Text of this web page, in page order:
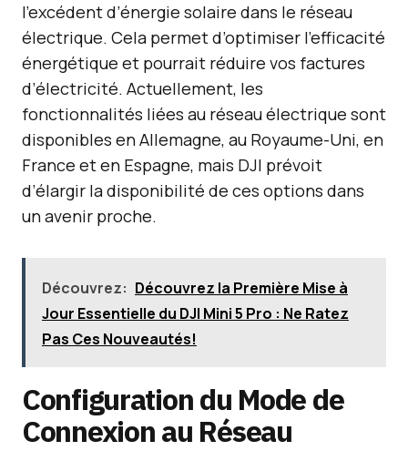
l’excédent d’énergie solaire dans le réseau
électrique. Cela permet d’optimiser l’efficacité
énergétique et pourrait réduire vos factures
d’électricité. Actuellement, les
fonctionnalités liées au réseau électrique sont
disponibles en Allemagne, au Royaume-Uni, en
France et en Espagne, mais DJI prévoit
d’élargir la disponibilité de ces options dans
un avenir proche.
Découvrez: Découvrez la Première Mise à
Jour Essentielle du DJI Mini 5 Pro : Ne Ratez
Pas Ces Nouveautés!
Configuration du Mode de
Connexion au Réseau